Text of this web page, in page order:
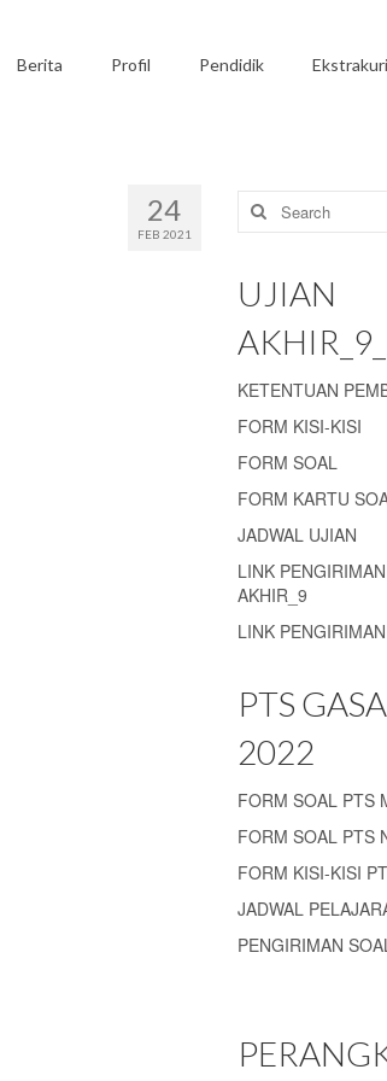
Berita Profil Pendidik
24
FEB 2021
Search
for:
UJIAN
KETENTUAN
FORM KISI-KISI
FORM SOAL
FORM KARTU
JADWAL UJIAN
LINK
AKHIR_9
LINK
PTS
2022
FORM SOAL PTS
FORM SOAL PTS
FORM KISI-KISI
JADWAL
PENGIRIMAN